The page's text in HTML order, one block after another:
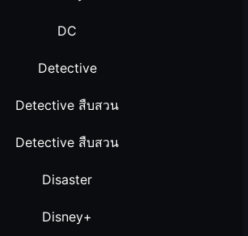
DC
Detective
Detective สืบสวน
Detective สืบสวน
Disaster
Disney+